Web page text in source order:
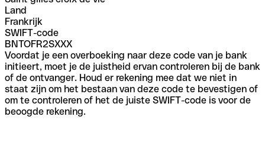
Land
Frankrijk
SWIFT-code
BNTOFR2SXXX
Voordat je een overboeking naar deze code van je bank
initieert, moet je de juistheid ervan controleren bij de bank
of de ontvanger. Houd er rekening mee dat we niet in
staat zijn om het bestaan van deze code te bevestigen of
om te controleren of het de juiste SWIFT-code is voor de
beoogde rekening.